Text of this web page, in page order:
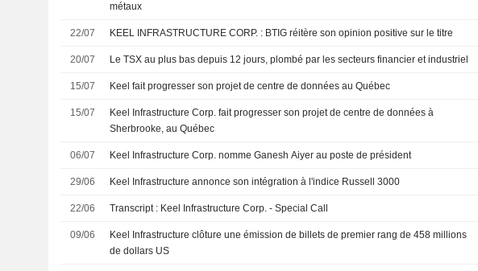
métaux
22/07 KEEL INFRASTRUCTURE CORP. : BTIG réitère son opinion positive sur le titre
20/07 Le TSX au plus bas depuis 12 jours, plombé par les secteurs financier et industriel
15/07 Keel fait progresser son projet de centre de données au Québec
15/07
Keel Infrastructure Corp. fait progresser son projet de centre de données à
Sherbrooke, au Québec
06/07 Keel Infrastructure Corp. nomme Ganesh Aiyer au poste de président
29/06 Keel Infrastructure annonce son intégration à l'indice Russell 3000
22/06 Transcript : Keel Infrastructure Corp. - Special Call
09/06
Keel Infrastructure clôture une émission de billets de premier rang de 458 millions
de dollars US